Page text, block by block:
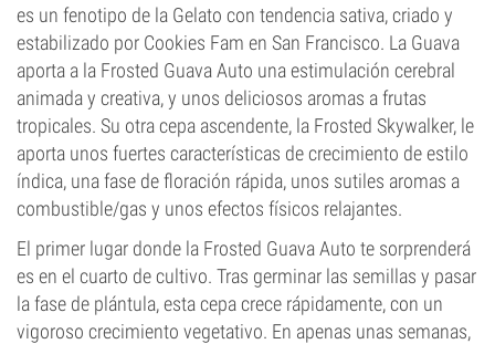
es un fenotipo de la Gelato con tendencia sativa, criado y
estabilizado por Cookies Fam en San Francisco. La Guava
aporta a la Frosted Guava Auto una estimulación cerebral
animada y creativa, y unos deliciosos aromas a frutas
tropicales. Su otra cepa ascendente, la Frosted Skywalker, le
aporta unos fuertes características de crecimiento de estilo
índica, una fase de floración rápida, unos sutiles aromas a
combustible/gas y unos efectos físicos relajantes.
El primer lugar donde la Frosted Guava Auto te sorprenderá
es en el cuarto de cultivo. Tras germinar las semillas y pasar
la fase de plántula, esta cepa crece rápidamente, con un
vigoroso crecimiento vegetativo. En apenas unas semanas,